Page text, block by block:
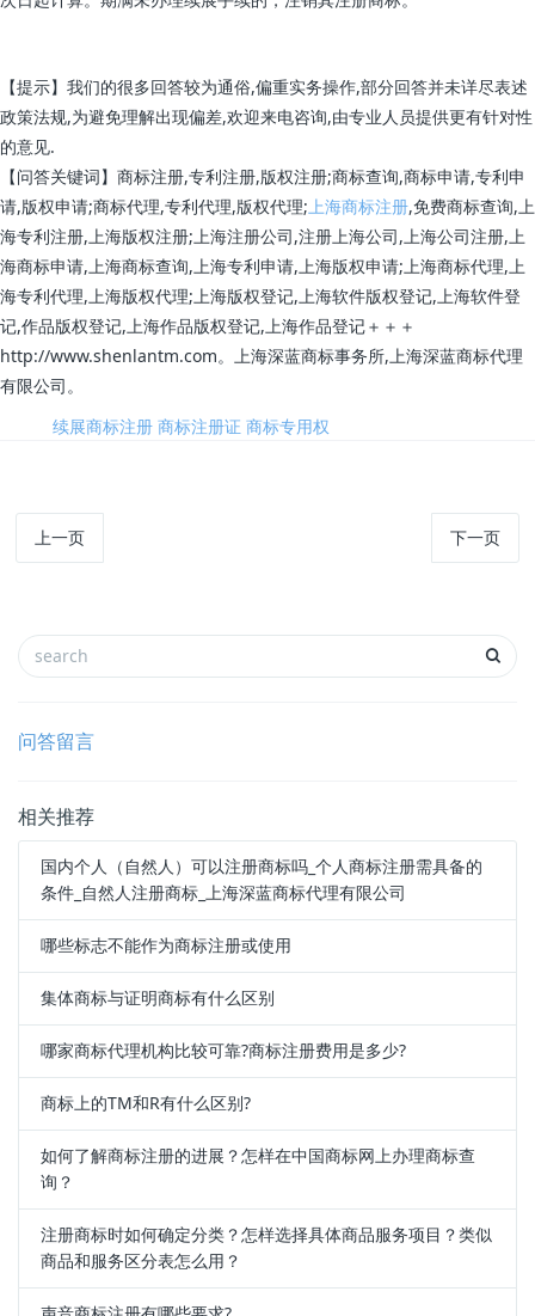
【提示】我们的很多回答较为通俗,偏重实务操作,部分回答并未详尽表述
政策法规,为避免理解出现偏差,欢迎来电咨询,由专业人员提供更有针对性
的意见.
【问答关键词】商标注册,专利注册,版权注册;商标查询,商标申请,专利申
请,版权申请;商标代理,专利代理,版权代理; 上海商标注册,免费商标查询,上
海专利注册,上海版权注册;上海注册公司,注册上海公司,上海公司注册,上
海商标申请,上海商标查询,上海专利申请,上海版权申请;上海商标代理,上
海专利代理,上海版权代理;上海版权登记,上海软件版权登记,上海软件登
记,作品版权登记,上海作品版权登记,上海作品登记＋＋＋
http://www.shenlantm.com。上海深蓝商标事务所,上海深蓝商标代理
有限公司。
续展商标注册 商标注册证 商标专用权
上一页 下一页
问答留言
相关推荐
国内个人（自然人）可以注册商标吗_个人商标注册需具备的
条件_自然人注册商标_上海深蓝商标代理有限公司
哪些标志不能作为商标注册或使用
集体商标与证明商标有什么区别
哪家商标代理机构比较可靠?商标注册费用是多少?
商标上的TM和R有什么区别?
如何了解商标注册的进展？怎样在中国商标网上办理商标查
询？
注册商标时如何确定分类？怎样选择具体商品服务项目？类似
商品和服务区分表怎么用？